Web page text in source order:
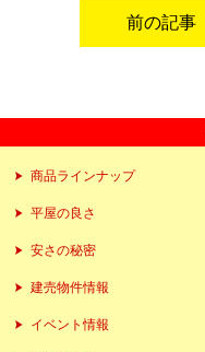
前の記事
商品ラインナップ
平屋の良さ
安さの秘密
建売物件情報
イベント情報